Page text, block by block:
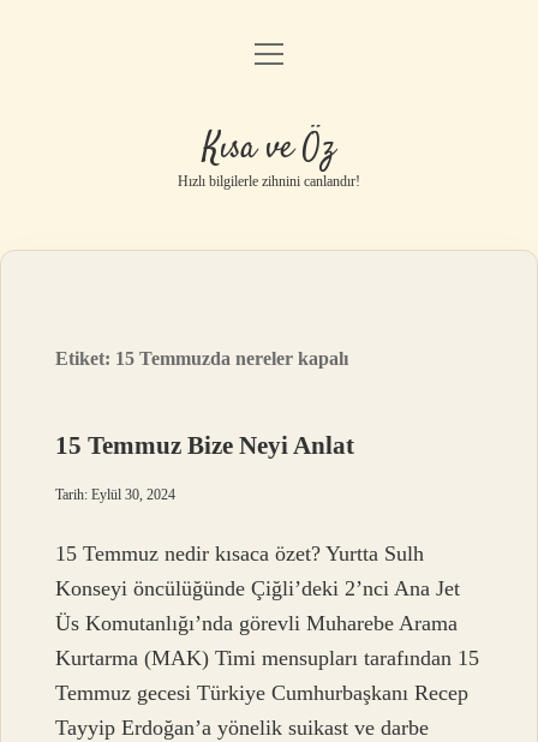
Anasayfa
Gizlilik Politikası
Yasal Uyarı
menüyü
Kısa ve Öz
Hızlı bilgilerle zihnini canlandır!
Etiket: 15 Temmuzda nereler kapalı
15 Temmuz Bize Neyi Anlat
Tarih: Eylül 30, 2024
15 Temmuz nedir kısaca özet? Yurtta Sulh
Konseyi öncülüğünde Çiğli’deki 2’nci Ana Jet
Üs Komutanlığı’nda görevli Muharebe Arama
Kurtarma (MAK) Timi mensupları tarafından 15
Temmuz gecesi Türkiye Cumhurbaşkanı Recep
Tayyip Erdoğan’a yönelik suikast ve darbe